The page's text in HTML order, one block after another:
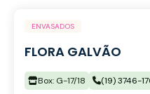
ENVASADOS
FLORA GALVÃO
Box: G-17/18 (19) 3746-